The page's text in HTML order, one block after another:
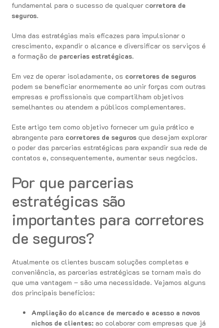
fundamental para o sucesso de qualquer corretora de
seguros.
Uma das estratégias mais eficazes para impulsionar o
crescimento, expandir o alcance e diversificar os serviços é
a formação de parcerias estratégicas.
Em vez de operar isoladamente, os corretores de seguros
podem se beneficiar enormemente ao unir forças com outras
empresas e profissionais que compartilham objetivos
semelhantes ou atendem a públicos complementares.
Este artigo tem como objetivo fornecer um guia prático e
abrangente para corretores de seguros que desejam explorar
o poder das parcerias estratégicas para expandir sua rede de
contatos e, consequentemente, aumentar seus negócios.
Por que parcerias
estratégicas são
importantes para corretores
de seguros?
Atualmente os clientes buscam soluções completas e
conveniência, as parcerias estratégicas se tornam mais do
que uma vantagem – são uma necessidade. Vejamos alguns
dos principais benefícios:
Ampliação do alcance de mercado e acesso a novos
nichos de clientes: ao colaborar com empresas que já